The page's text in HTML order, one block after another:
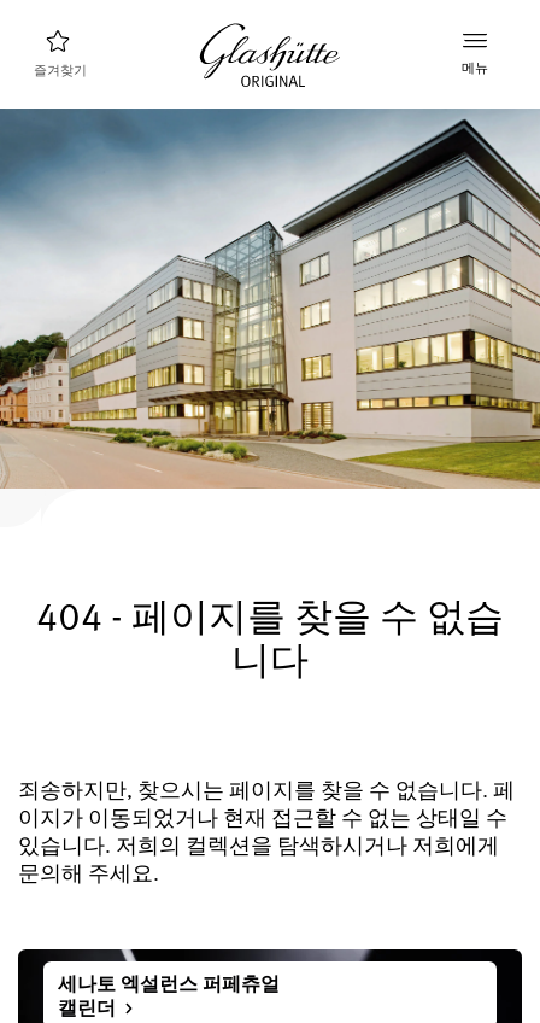
즐겨찾기 메뉴
나에게 맞는 시계 찾기 새로운 컬렉션
컬렉션 살펴보기
글라슈테 오리지널 브랜드
매뉴팩처, 히스토리, 그리고 파트너들
리테일러
부티크와 공식 리테일러
서비스
워런티, 시계 개선과 복구
한국어 English Deutsch Français
메뉴 닫기
404 - 페이지를 찾을 수 없습
니다
죄송하지만, 찾으시는 페이지를 찾을 수 없습니다. 페
이지가 이동되었거나 현재 접근할 수 없는 상태일 수
있습니다. 저희의 컬렉션을 탐색하시거나 저희에게
문의해 주세요.
세나토 엑설런스 퍼페츄얼
캘린더